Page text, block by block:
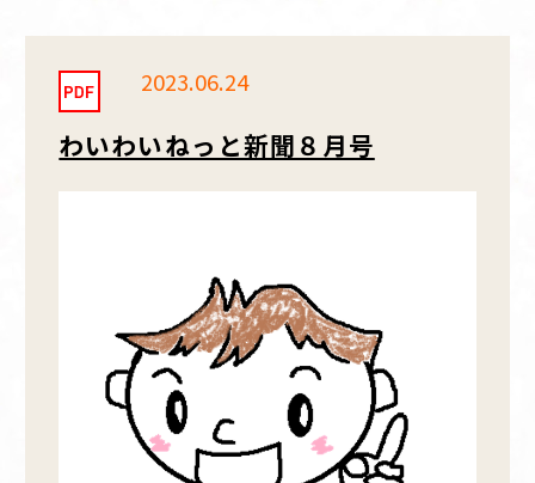
2023.06.24
わいわいねっと新聞８月号